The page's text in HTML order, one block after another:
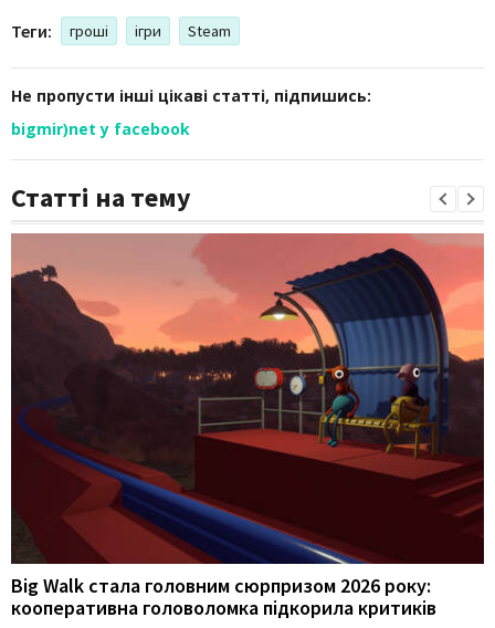
Теги: гроші ігри Steam
Не пропусти інші цікаві статті, підпишись:
bigmir)net у facebook
Статті на тему
Big Walk стала головним сюрпризом 2026 року:
кооперативна головоломка підкорила критиків